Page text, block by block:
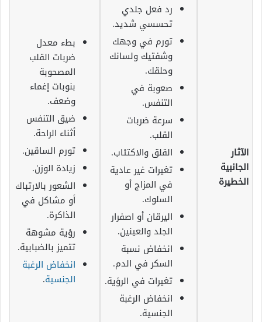
الآثار
الجانبية
الخطيرة
رد فعل جلدي
تحسسي شديد.
تورم في وجهك
وشفتيك ولسانك
وحلقك.
صعوبة في
التنفس.
سرعة ضربات
القلب.
القلق والاكتئاب.
تغيرات غير عادية
في المزاج أو
السلوك.
اليرقان أو اصفرار
الجلد والعينين.
انخفاض نسبة
السكر في الدم.
تغيرات في الرؤية.
انخفاض الرغبة
الجنسية.
بطء معدل
ضربات القلب
المصحوبة
بنوبات إغماء
وضعف.
ضيق التنفس
أثناء الراحة.
تورم الساقين.
زيادة الوزن.
الشعور بالارتباك
أو مشاكل في
الذاكرة.
رؤية مشوهة
تتميز بالضبابية.
انخفاض الرغبة
الجنسية.